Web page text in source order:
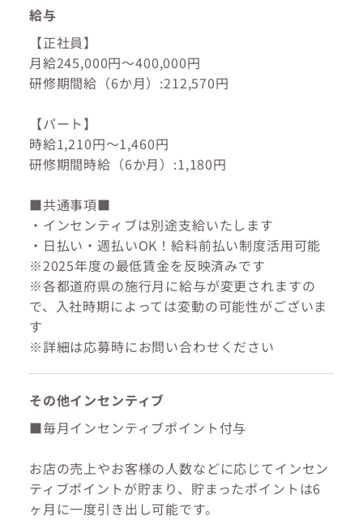
給与
【正社員】
月給245,000円～400,000円
研修期間給（6か月）:212,570円
【パート】
時給1,210円～1,460円
研修期間時給（6か月）:1,180円
■共通事項■
・インセンティブは別途支給いたします
・日払い・週払いOK！給料前払い制度活用可能
※2025年度の最低賃金を反映済みです
※各都道府県の施行月に給与が変更されますの
で、入社時期によっては変動の可能性がございま
す
※詳細は応募時にお問い合わせください
その他インセンティブ
■毎月インセンティブポイント付与
お店の売上やお客様の人数などに応じてインセン
ティブポイントが貯まり、貯まったポイントは6
ヶ月に一度引き出し可能です。